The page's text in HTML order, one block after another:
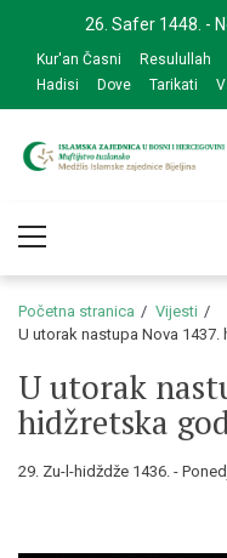
navigation
content
26. Safer 1448. -
Kur'an Časni Resulullah
Hadisi
Dove Tarikati
Menu
Početna stranica
Vijesti
U utorak nastupa Nova
U utorak
hidžretska
29. Zu-l-hidždže 1436. -